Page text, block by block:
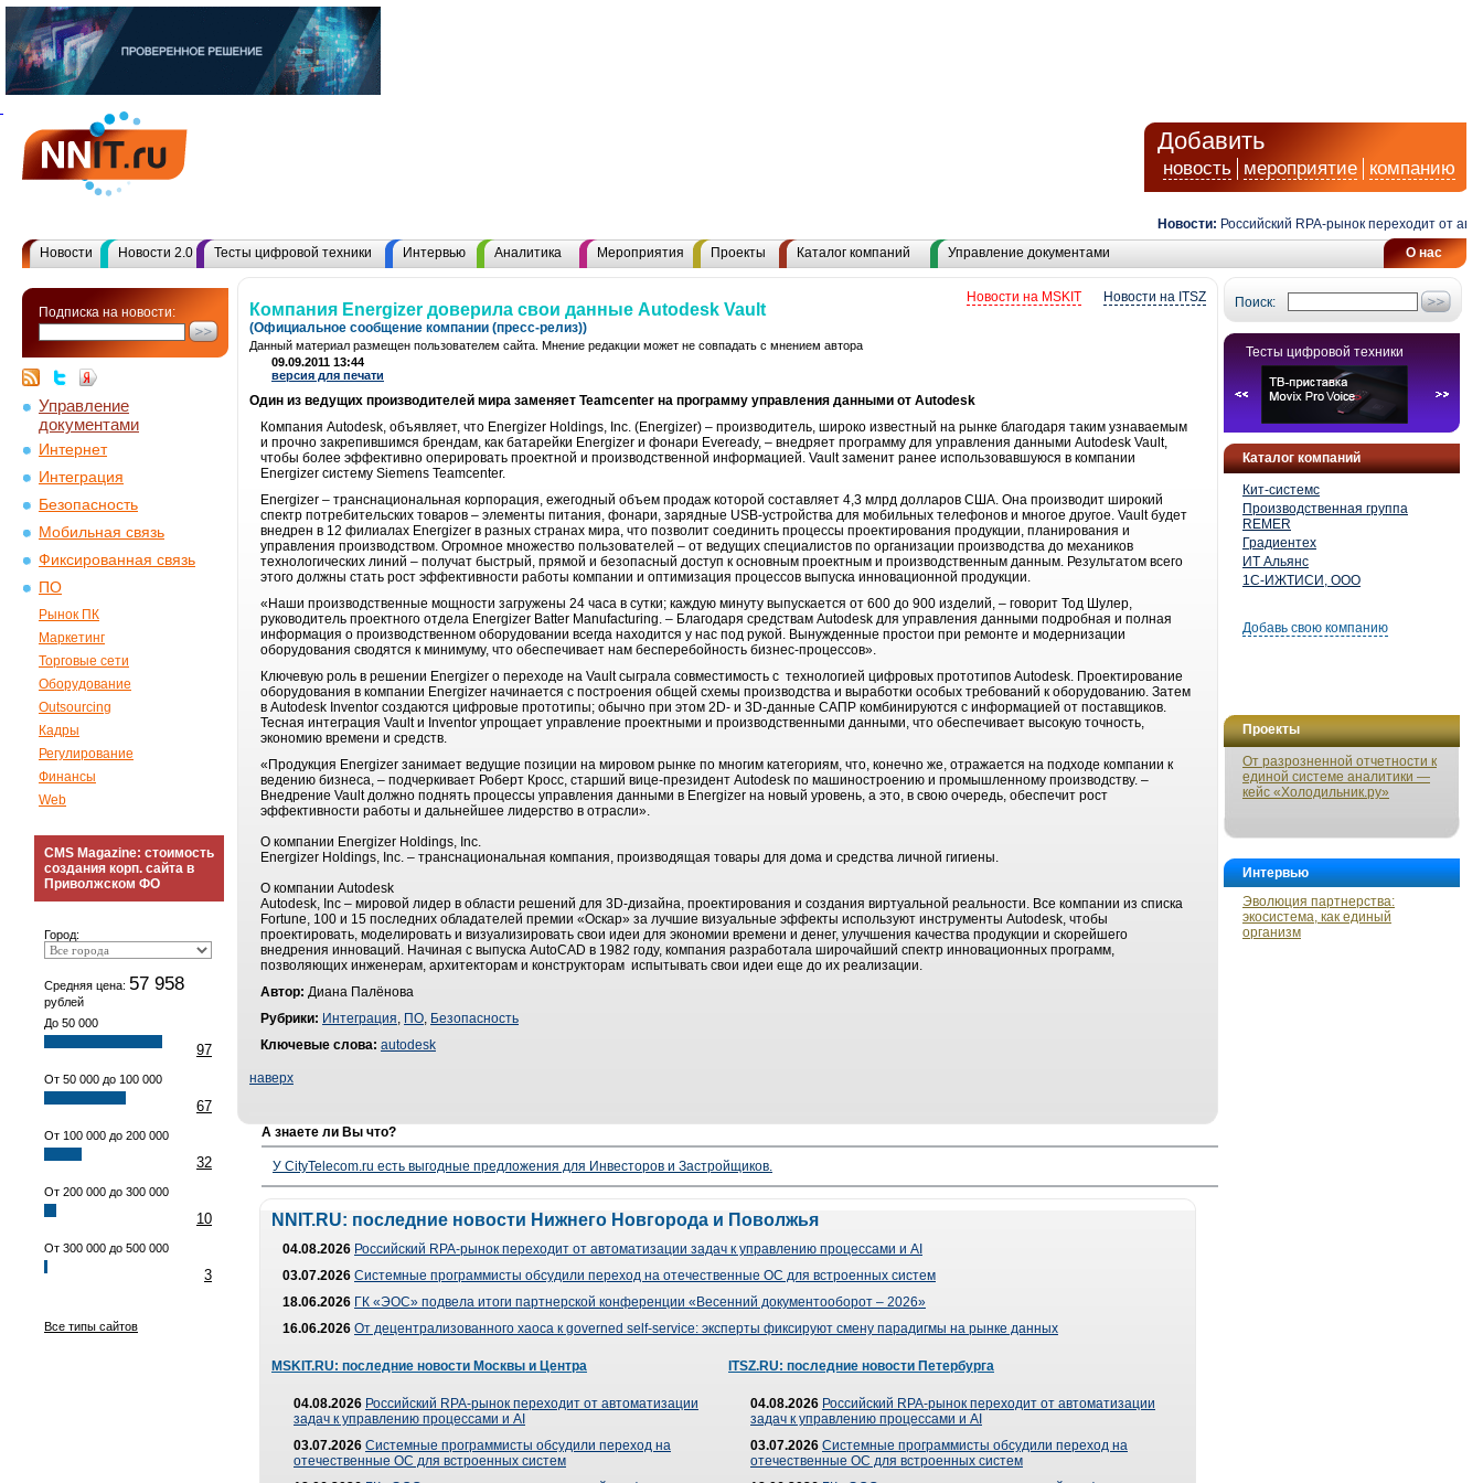
Добавить
новость мероприятие компанию
Новости: Российский RPA-рынок переходит от
О нас
Новости Новости 2.0 Тесты цифровой техники Интервью Аналитика Мероприятия Проекты Каталог компаний Управление документами
Подписка на новости:
Управление
документами
Интернет
Интеграция
Безопасность
Мобильная связь
Фиксированная связь
ПО
Рынок ПК
Маркетинг
Торговые сети
Оборудование
Outsourcing
Кадры
Регулирование
Финансы
Web
CMS Magazine: стоимость
создания корп. сайта в
Приволжском ФО
Город:
Средняя цена: 57 958
рублей
До 50 000
97
От 50 000 до 100 000
67
От 100 000 до 200 000
32
От 200 000 до 300 000
10
От 300 000 до 500 000
3
Все типы сайтов
Поиск:
Тесты цифровой техники
Каталог компаний
Кит-системс
Производственная группа
REMER
Градиентех
ИТ Альянс
1С-ИЖТИСИ, ООО
Добавь свою компанию
Проекты
От разрозненной отчетности к
единой системе аналитики —
кейс «Холодильник.ру»
Интервью
Эволюция партнерства:
экосистема, как единый
организм
Новости на ITSZ
Новости на MSKIT
Компания Energizer доверила свои данные Autodesk Vault
(Официальное сообщение компании (пресс-релиз))
Данный материал размещен пользователем сайта. Мнение редакции может не совпадать с мнением автора
09.09.2011 13:44
версия для печати
Один из ведущих производителей мира заменяет Teamcenter на программу управления данными от Autodesk
Компания Autodesk, объявляет, что Energizer Holdings, Inc. (Energizer) – производитель, широко известный на рынке благодаря таким узнаваемым
и прочно закрепившимся брендам, как батарейки Energizer и фонари Eveready, – внедряет программу для управления данными Autodesk Vault,
чтобы более эффективно оперировать проектной и производственной информацией. Vault заменит ранее использовавшуюся в компании
Energizer систему Siemens Teamcenter.
Energizer – транснациональная корпорация, ежегодный объем продаж которой составляет 4,3 млрд долларов США. Она производит широкий
спектр потребительских товаров – элементы питания, фонари, зарядные USB-устройства для мобильных телефонов и многое другое. Vault будет
внедрен в 12 филиалах Energizer в разных странах мира, что позволит соединить процессы проектирования продукции, планирования и
управления производством. Огромное множество пользователей – от ведущих специалистов по организации производства до механиков
технологических линий – получат быстрый, прямой и безопасный доступ к основным проектным и производственным данным. Результатом всего
этого должны стать рост эффективности работы компании и оптимизация процессов выпуска инновационной продукции.
«Наши производственные мощности загружены 24 часа в сутки; каждую минуту выпускается от 600 до 900 изделий, – говорит Тод Шулер,
руководитель проектного отдела Energizer Batter Manufacturing. – Благодаря средствам Autodesk для управления данными подробная и полная
информация о производственном оборудовании всегда находится у нас под рукой. Вынужденные простои при ремонте и модернизации
оборудования сводятся к минимуму, что обеспечивает нам бесперебойность бизнес-процессов».
Ключевую роль в решении Energizer о переходе на Vault сыграла совместимость с технологией цифровых прототипов Autodesk. Проектирование
оборудования в компании Energizer начинается с построения общей схемы производства и выработки особых требований к оборудованию. Затем
в Autodesk Inventor создаются цифровые прототипы; обычно при этом 2D- и 3D-данные САПР комбинируются с информацией от поставщиков.
Тесная интеграция Vault и Inventor упрощает управление проектными и производственными данными, что обеспечивает высокую точность,
экономию времени и средств.
«Продукция Energizer занимает ведущие позиции на мировом рынке по многим категориям, что, конечно же, отражается на подходе компании к
ведению бизнеса, – подчеркивает Роберт Кросс, старший вице-президент Autodesk по машиностроению и промышленному производству. –
Внедрение Vault должно поднять процессы управления данными в Energizer на новый уровень, а это, в свою очередь, обеспечит рост
эффективности работы и дальнейшее лидерство в отрасли».
О компании Energizer Holdings, Inc.
Energizer Holdings, Inc. – транснациональная компания, производящая товары для дома и средства личной гигиены.
О компании Autodesk
Autodesk, Inc – мировой лидер в области решений для 3D-дизайна, проектирования и создания виртуальной реальности. Все компании из списка
Fortune, 100 и 15 последних обладателей премии «Оскар» за лучшие визуальные эффекты используют инструменты Autodesk, чтобы
проектировать, моделировать и визуализировать свои идеи для экономии времени и денег, улучшения качества продукции и скорейшего
внедрения инноваций. Начиная с выпуска AutoCAD в 1982 году, компания разработала широчайший спектр инновационных программ,
позволяющих инженерам, архитекторам и конструкторам испытывать свои идеи еще до их реализации.
Автор: Диана Палёнова
Рубрики: Интеграция, ПО, Безопасность
Ключевые слова: autodesk
наверх
А знаете ли Вы что?
У CityTelecom.ru есть выгодные предложения для Инвесторов и Застройщиков.
NNIT.RU: последние новости Нижнего Новгорода и Поволжья
04.08.2026 Российский RPA-рынок переходит от автоматизации задач к управлению процессами и AI
03.07.2026 Системные программисты обсудили переход на отечественные ОС для встроенных систем
18.06.2026 ГК «ЭОС» подвела итоги партнерской конференции «Весенний документооборот – 2026»
16.06.2026 От децентрализованного хаоса к governed self-service: эксперты фиксируют смену парадигмы на рынке данных
MSKIT.RU: последние новости Москвы и Центра
04.08.2026 Российский RPA-рынок переходит от автоматизации
задач к управлению процессами и AI
03.07.2026 Системные программисты обсудили переход на
отечественные ОС для встроенных систем
ITSZ.RU: последние новости Петербурга
04.08.2026 Российский RPA-рынок переходит от автоматизации
задач к управлению процессами и AI
03.07.2026 Системные программисты обсудили переход на
отечественные ОС для встроенных систем